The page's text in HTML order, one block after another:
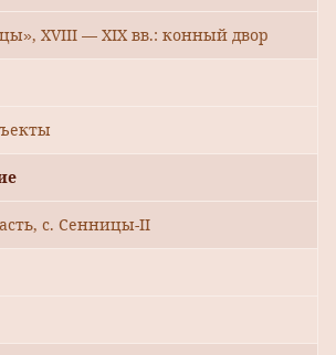
XVIII — XIX вв.: конный двор
с. Сенницы-II